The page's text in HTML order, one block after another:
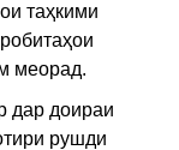
таҳкими
меорад.
дар доираи
рушди